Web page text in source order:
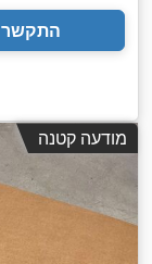
התקשר
מודעה קטנה